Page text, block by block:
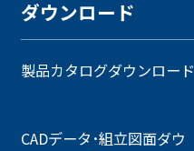
ダウンロード
製品カタログダウンロード
CADデータ･組立図面ダウ